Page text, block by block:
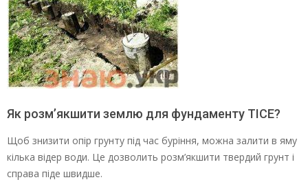
Як розм’якшити землю для фундаменту ТІСЕ?
Щоб знизити опір грунту під час буріння, можна залити в яму
кілька відер води. Це дозволить розм’якшити твердий грунт і
справа піде швидше.